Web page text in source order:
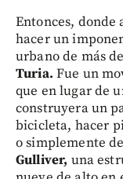
Entonces, donde
hacer un
urbano de más
Turia.Fue un
que en lugar de
construyera un
bicicleta, hacer
o simplemente
Gulliver, una